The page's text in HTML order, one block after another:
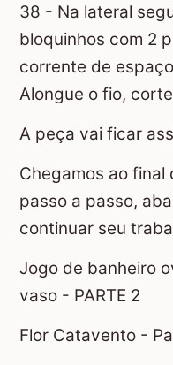
38 - Na lateral
bloquinhos com 2
corrente de
Alongue o fio,
A peça vai ficar
Chegamos ao
passo a passo,
continuar seu
Jogo de banheiro
vaso - PARTE 2
Flor Catavento -